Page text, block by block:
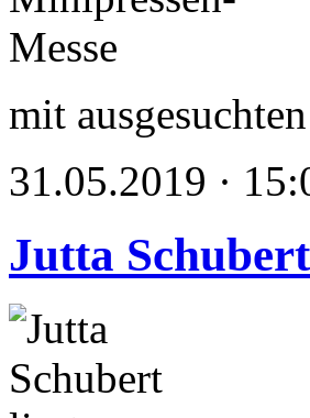
mit
31.05.2019 ·
Jutta